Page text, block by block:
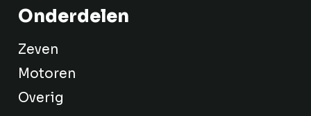
Onderdelen
Zeven
Motoren
Overig